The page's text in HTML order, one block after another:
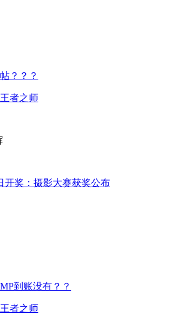
？？？
者之师
开奖：摄影大赛获奖公布
到账没有？？
者之师